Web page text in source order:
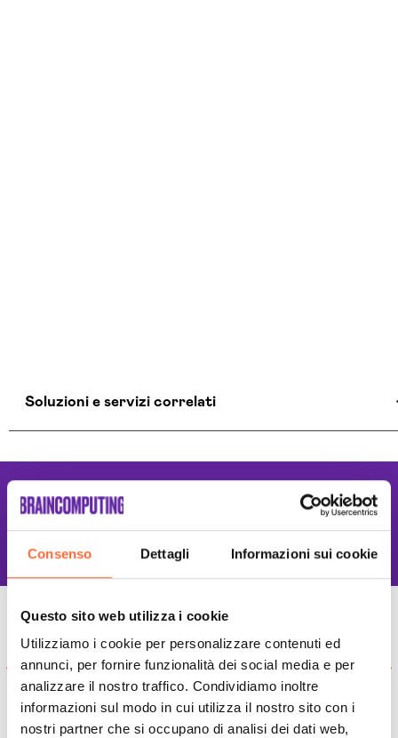
Consenso Dettagli Informazioni sui cookie
Questo sito web utilizza i cookie
Utilizziamo i cookie per personalizzare contenuti ed
annunci, per fornire funzionalità dei social media e per
analizzare il nostro traffico. Condividiamo inoltre
informazioni sul modo in cui utilizza il nostro sito con i
nostri partner che si occupano di analisi dei dati web,
Soluzioni e servizi correlati
Agenti Ai Olbia Tempio
Assistente Virtuale Ai Olbia Tempio
Automazione Ai Olbia Tempio
Aziende Intelligenza Artificiale Olbia Tempio
Chatbot Intelligenza Artificiale Olbia Tempio
Piattaforma Ai Olbia Tempio
Sistema Ai Olbia Tempio
Soluzioni Blockchain Olbia Tempio
Sviluppo Algoritmi Intelligenza Artificiale Olbia
Lavoriamo con le
Migliori tecnologie